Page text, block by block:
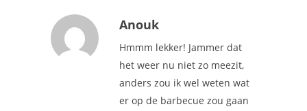
Anouk
Hmmm lekker! Jammer dat
het weer nu niet zo meezit,
anders zou ik wel weten wat
er op de barbecue zou gaan